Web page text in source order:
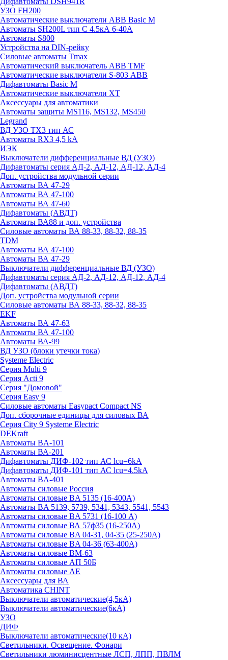
УЗО FH200
Автоматические выключатели ABB Basic M
Автоматы SH200L тип С 4.5кА 6-40А
Автоматы S800
Устройства на DIN-рейку
Силовые автоматы Tmax
Автоматический выключатель ABB TMF
Автоматические выключатели S-803 АВВ
Дифавтоматы Basic M
Автоматические выключатели XT
Аксессуары для автоматики
Автоматы защиты MS116, MS132, MS450
Legrand
ВД УЗО TX3 тип АС
Автоматы RX3 4,5 kA
ИЭК
Выключатели дифференциальные ВД (УЗО)
Дифавтоматы серия АД-2, АД-12, АД-12, АД-4
Доп. устройства модульной серии
Автоматы ВА 47-29
Автоматы ВА 47-100
Автоматы ВА 47-60
Дифавтоматы (АВДТ)
Автоматы ВА88 и доп. устройства
Силовые автоматы ВА 88-33, 88-32, 88-35
TDM
Автоматы ВА 47-100
Автоматы ВА 47-29
Выключатели дифференциальные ВД (УЗО)
Дифавтоматы серия АД-2, АД-12, АД-12, АД-4
Дифавтоматы (АВДТ)
Доп. устройства модульной серии
Силовые автоматы ВА 88-33, 88-32, 88-35
EKF
Автоматы ВА 47-63
Автоматы ВА 47-100
Автоматы ВА-99
ВД УЗО (блоки утечки тока)
Systeme Electric
Серия Multi 9
Серия Acti 9
Серия "Домовой"
Серия Easy 9
Силовые автоматы Easypact Compact NS
Доп. сборочные единицы для силовых ВА
Серия City 9 Systeme Electric
DEKraft
Автоматы BA-101
Автоматы ВА-201
Дифавтоматы ДИФ-102 тип АС lcu=6kA
Дифавтоматы ДИФ-101 тип АС lcu=4.5kA
Автоматы BA-401
Автоматы силовые Россия
Автоматы силовые BA 5135 (16-400А)
Автоматы BA 5139, 5739, 5341, 5343, 5541, 5543
Автоматы силовые BA 5731 (16-100 А)
Автоматы силовые ВА 57ф35 (16-250А)
Автоматы силовые BA 04-31, 04-35 (25-250А)
Автоматы силовые BA 04-36 (63-400А)
Автоматы силовые ВМ-63
Автоматы силовые АП 50Б
Автоматы силовые АЕ
Аксессуары для ВА
Автоматика CHINT
Выключатели автоматические(4,5кА)
Выключатели автоматические(6кА)
УЗО
ДИФ
Выключатели автоматические(10 кА)
Светильники. Освещение. Фонари
Светильники люминисцентные ЛСП, ЛПП, ПВЛМ